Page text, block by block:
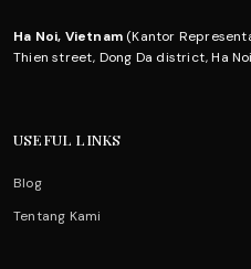
Ha Noi, Vietnam (Kantor
Thien street, Dong Da district, Ha
USEFUL LINKS
Blog
Tentang Kami